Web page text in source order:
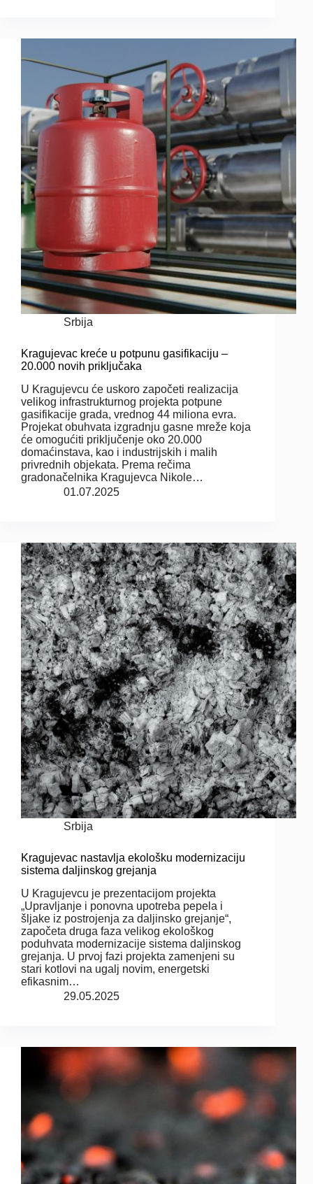
Srbija
Kragujevac kreće u potpunu gasifikaciju –
20.000 novih priključaka
U Kragujevcu će uskoro započeti realizacija
velikog infrastrukturnog projekta potpune
gasifikacije grada, vrednog 44 miliona evra.
Projekat obuhvata izgradnju gasne mreže koja
će omogućiti priključenje oko 20.000
domaćinstava, kao i industrijskih i malih
privrednih objekata. Prema rečima
gradonačelnika Kragujevca Nikole…
01.07.2025
Srbija
Kragujevac nastavlja ekološku modernizaciju
sistema daljinskog grejanja
U Kragujevcu je prezentacijom projekta
„Upravljanje i ponovna upotreba pepela i
šljake iz postrojenja za daljinsko grejanje“,
započeta druga faza velikog ekološkog
poduhvata modernizacije sistema daljinskog
grejanja. U prvoj fazi projekta zamenjeni su
stari kotlovi na ugalj novim, energetski
efikasnim…
29.05.2025